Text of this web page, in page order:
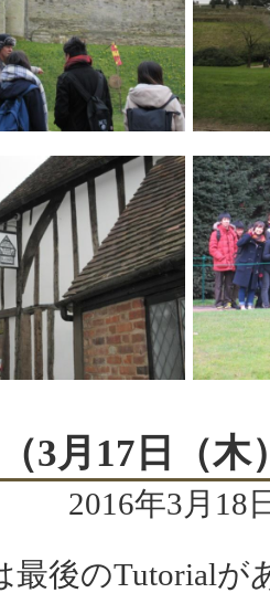
3月17日（木
2016年3月18
後のTutorialが